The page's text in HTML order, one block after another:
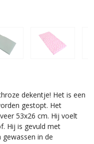
dekentje! Het is een
gestopt. Het
53x26 cm. Hij voelt
Hij is gevuld met
in de